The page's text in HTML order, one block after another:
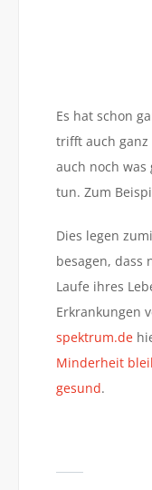
Es hat schon
trifft auch ganz
auch noch
tun. Zum
Dies legen
besagen, dass
Laufe ihres
Erkrankungen
spektrum.de
Minderheit
gesund.